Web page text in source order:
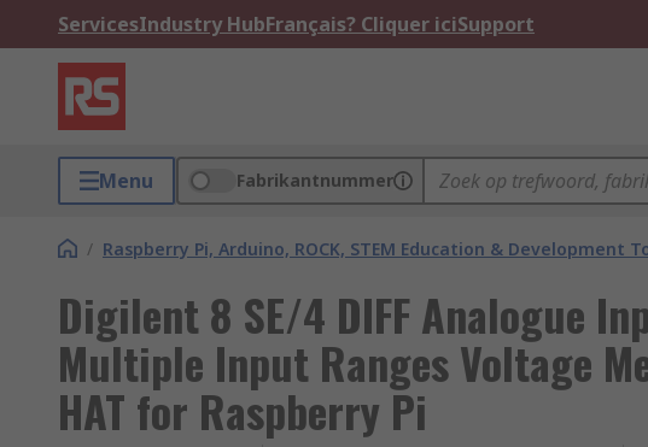
ServicesIndustry HubFrançais? Cliquer iciSupport
Menu Fabrikantnummer
/ Raspberry Pi, Arduino, ROCK, STEM Education & Development
Digilent 8 SE/4 DIFF Analogue
Multiple Input Ranges Voltage
HAT for Raspberry Pi